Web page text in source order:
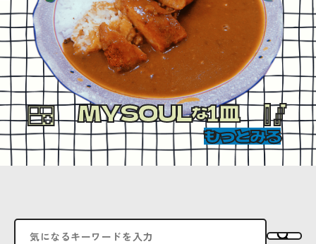
MYSOULな1皿
もっとみる